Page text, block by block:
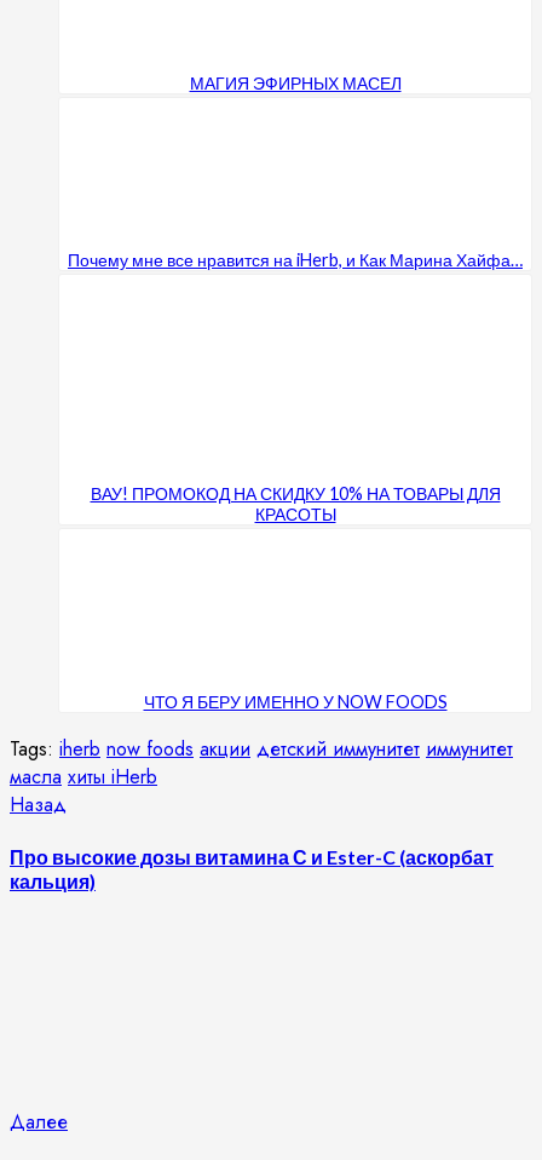
МАГИЯ ЭФИРНЫХ МАСЕЛ
Почему мне все нравится на iHerb, и Как Марина Хайфа…
ВАУ! ПРОМОКОД НА СКИДКУ 10% НА ТОВАРЫ ДЛЯ
КРАСОТЫ
ЧТО Я БЕРУ ИМЕННО У NOW FOODS
Tags: iherb now foods акции детский иммунитет иммунитет
масла хиты iHerb
Продолжить
чтение
Назад
Про высокие дозы витамина С и Ester-C (аскорбат
кальция)
ДалееСледующая